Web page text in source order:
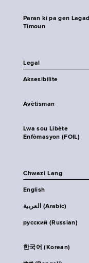
Paran ki pa gen Lagad
Timoun
Legal
Aksesibilite
Avètisman
Lwa sou Libète
Enfòmasyon (FOIL)
Chwazi Lang
English
العربية (Arabic)
русский (Russian)
한국어 (Korean)